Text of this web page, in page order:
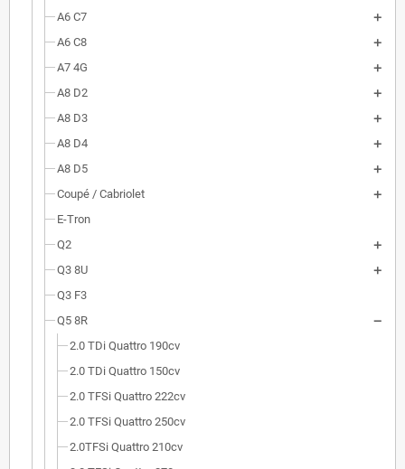
A6 C7
A6 C8
A7 4G
A8 D2
A8 D3
A8 D4
A8 D5
Coupé / Cabriolet
E-Tron
Q2
Q3 8U
Q3 F3
Q5 8R
2.0 TDi Quattro 190cv
2.0 TDi Quattro 150cv
2.0 TFSi Quattro 222cv
2.0 TFSi Quattro 250cv
2.0TFSi Quattro 210cv